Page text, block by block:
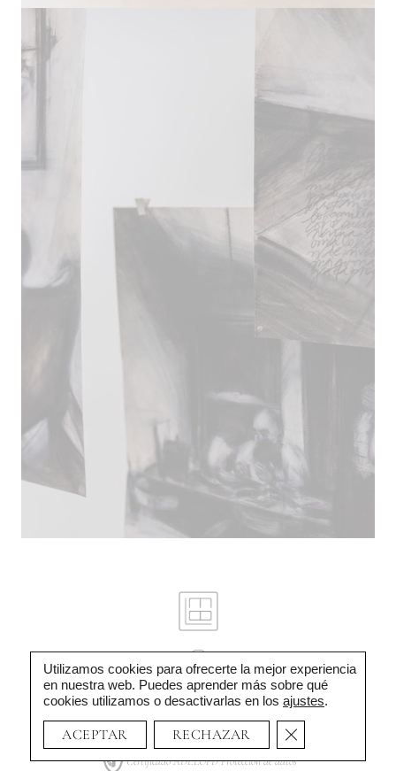
Instagram
© 2026 · Lucía Espinós Bermejo ·
Aviso legal
|Privacidad|Cookies
Certificado ADELOPD Protección de datos
Utilizamos cookies para ofrecerte la mejor experiencia
en nuestra web. Puedes aprender más sobre qué
cookies utilizamos o desactivarlas en los ajustes.
ACEPTAR RECHAZAR CERRAR EL